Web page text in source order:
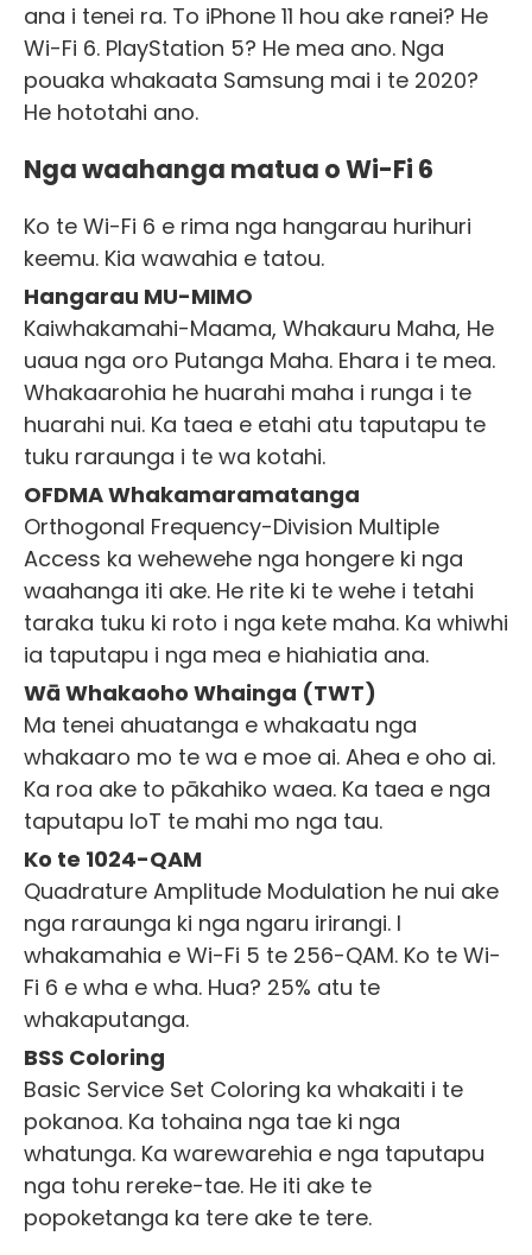
ana i tenei ra. To iPhone 11 hou ake ranei? He
Wi-Fi 6. PlayStation 5? He mea ano. Nga
pouaka whakaata Samsung mai i te 2020?
He hototahi ano.
Nga waahanga matua o Wi-Fi 6
Ko te Wi-Fi 6 e rima nga hangarau hurihuri
keemu. Kia wawahia e tatou.
Hangarau MU-MIMO
Kaiwhakamahi-Maama, Whakauru Maha, He
uaua nga oro Putanga Maha. Ehara i te mea.
Whakaarohia he huarahi maha i runga i te
huarahi nui. Ka taea e etahi atu taputapu te
tuku raraunga i te wa kotahi.
OFDMA Whakamaramatanga
Orthogonal Frequency-Division Multiple
Access ka wehewehe nga hongere ki nga
waahanga iti ake. He rite ki te wehe i tetahi
taraka tuku ki roto i nga kete maha. Ka whiwhi
ia taputapu i nga mea e hiahiatia ana.
Wā Whakaoho Whainga (TWT)
Ma tenei ahuatanga e whakaatu nga
whakaaro mo te wa e moe ai. Ahea e oho ai.
Ka roa ake to pākahiko waea. Ka taea e nga
taputapu IoT te mahi mo nga tau.
Ko te 1024-QAM
Quadrature Amplitude Modulation he nui ake
nga raraunga ki nga ngaru irirangi. I
whakamahia e Wi-Fi 5 te 256-QAM. Ko te Wi-
Fi 6 e wha e wha. Hua? 25% atu te
whakaputanga.
BSS Coloring
Basic Service Set Coloring ka whakaiti i te
pokanoa. Ka tohaina nga tae ki nga
whatunga. Ka warewarehia e nga taputapu
nga tohu rereke-tae. He iti ake te
popoketanga ka tere ake te tere.